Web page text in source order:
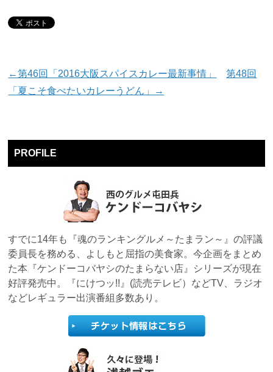
←第46回「2016大阪スパイスカレー最新事情」
第48回
「夏こそ食べたいカレーうどん」→
PROFILE
すでに14年も『魂のランキングルメ～たまラン～』の評議
委員長を務める、よしもと屈指の美食家。今企画をまとめ
た本『ケンドーコバヤシのたまらない店』シリーズが現在
好評発売中。『にけつッ!!』(読売テレビ）などTV、ラジオ
などレギュラー出演番組多数あり。